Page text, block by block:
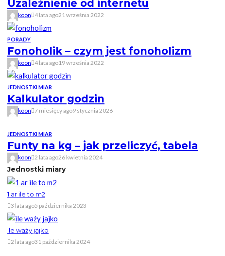
Uzależnienie od internetu
koon 4 lata ago21 września 2022
PORADY
Fonoholik – czym jest fonoholizm
koon 4 lata ago19 września 2022
JEDNOSTKI MIAR
Kalkulator godzin
koon 7 miesięcy ago9 stycznia 2026
JEDNOSTKI MIAR
Funty na kg – jak przeliczyć, tabela
koon 2 lata ago26 kwietnia 2024
Jednostki miary
1 ar ile to m2
3 lata ago5 października 2023
Ile waży jajko
2 lata ago31 października 2024